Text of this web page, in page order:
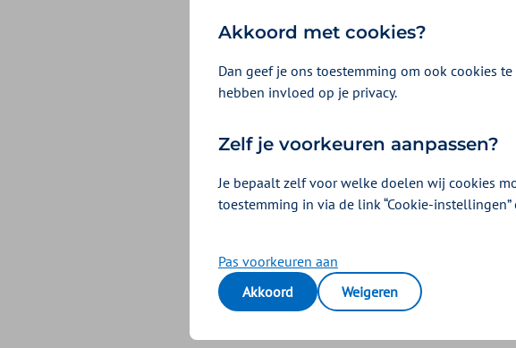
Tarieven 2025 Wlz Zilveren Kruis
Overzicht
U ontvangt in januari 2025 ook een
klaargezet in de inkoopapplicatie
Wilt u weten hoe
Akkoord met cookies?
Dan geef je ons toestemming om ook cookies
hebben invloed op je privacy.
Zelf je voorkeuren aanpassen?
Je bepaalt zelf voor welke doelen wij cookies
toestemming in via de link “Cookie-
Pas voorkeuren aan
Akkoord
Weigeren